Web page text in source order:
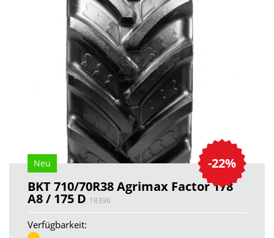
-22%
Neu
BKT 710/70R38 Agrimax Factor 178
A8 / 175 D 18396
Verfügbarkeit: